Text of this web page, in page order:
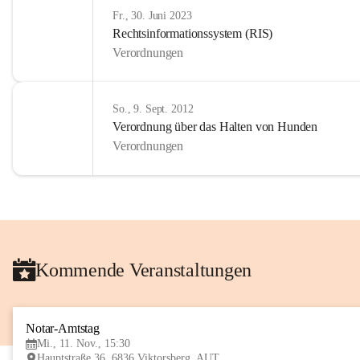
Fr., 30. Juni 2023
Rechtsinformationssystem (RIS)
Verordnungen
So., 9. Sept. 2012
Verordnung über das Halten von Hunden
Verordnungen
Kommende Veranstaltungen
Notar-Amtstag
Mi., 11. Nov., 15:30